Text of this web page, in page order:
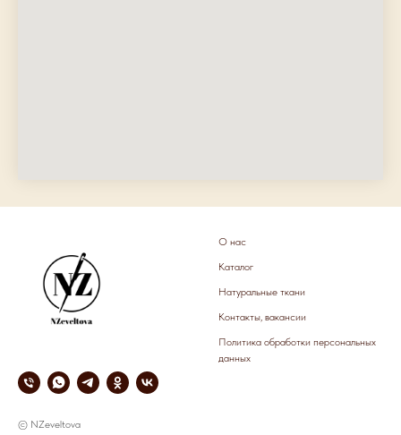
© NZeveltova
О нас
Каталог
Натуральные ткани
Контакты, вакансии
Политика обработки персональных
данных